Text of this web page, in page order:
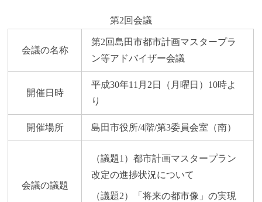
第2回会議
会議の名称
第2回島田市都市計画マスタープラ
ン等アドバイザー会議
開催日時
平成30年11月2日（月曜日）10時よ
り
開催場所 島田市役所/4階/第3委員会室（南）
会議の議題
（議題1）都市計画マスタープラン
改定の進捗状況について
（議題2）「将来の都市像」の実現